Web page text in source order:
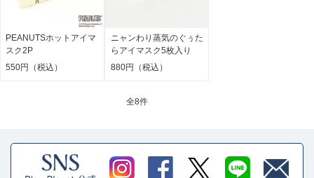
PEANUTSホットアイマ
スク2P
550円（税込）
ニャンわり蒸気のぐぅた
らアイマスク5枚入り
880円（税込）
全8件